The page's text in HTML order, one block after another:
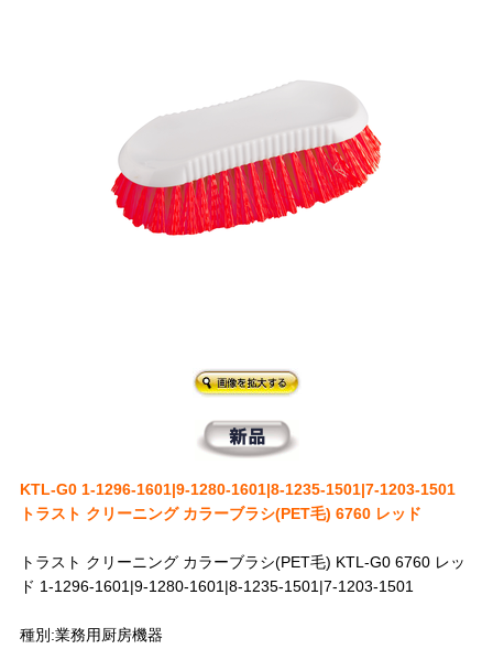
KTL-G0 1-1296-1601|9-1280-1601|8-1235-1501|7-1203-1501
トラスト クリーニング カラーブラシ(PET毛) 6760 レッド
トラスト クリーニング カラーブラシ(PET毛) KTL-G0 6760 レッ
ド 1-1296-1601|9-1280-1601|8-1235-1501|7-1203-1501
種別:業務用厨房機器